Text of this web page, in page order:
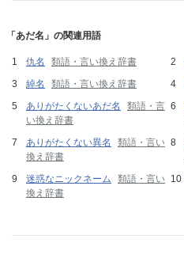
「あだ名」の関連用語
仇名 類語・言い換え辞書
綽名
類語・言い換え辞書
ありがたくないあだ名
類語・言
い換え辞書
ありがたくない異名
類語・言い
換え辞書
迷惑なニックネーム
類語・言い
換え辞書